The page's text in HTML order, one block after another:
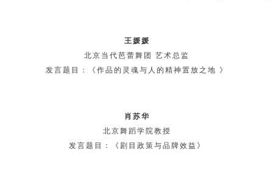
王媛媛
北京当代芭蕾舞团 艺术总监
发言题目：《作品的灵魂与人的精神置放之地 》
肖苏华
北京舞蹈学院教授
发言题目：《剧目政策与品牌效益》